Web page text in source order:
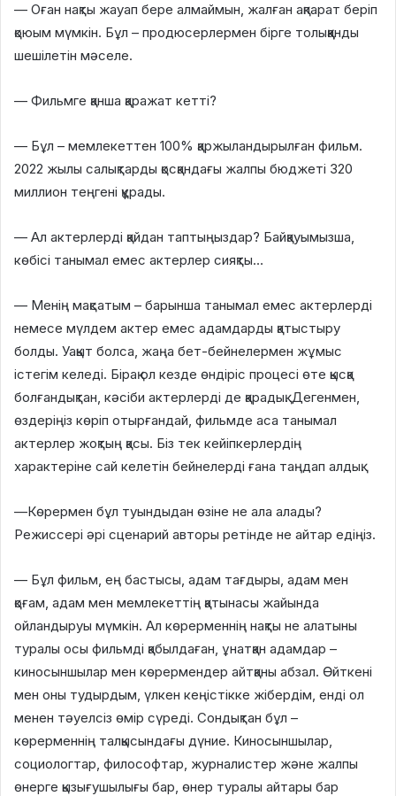
— Оған нақты жауап бере алмаймын, жалған ақпарат беріп
қоюым мүмкін. Бұл – продюсерлермен бірге толыққанды
шешілетін мәселе.
— Фильмге қанша қаражат кетті?
— Бұл – мемлекеттен 100% қаржыландырылған фильм.
2022 жылы салықтарды қосқандағы жалпы бюджеті 320
миллион теңгені құрады.
— Ал актерлерді қайдан таптыңыздар? Байқауымызша,
көбісі танымал емес актерлер сияқты…
— Менің мақсатым – барынша танымал емес актерлерді
немесе мүлдем актер емес адамдарды қатыстыру
болды. Уақыт болса, жаңа бет-бейнелермен жұмыс
істегім келеді. Бірақ ол кезде өндіріс процесі өте қысқа
болғандықтан, кәсіби актерлерді де қарадық. Дегенмен,
өздеріңіз көріп отырғандай, фильмде аса танымал
актерлер жоқтың қасы. Біз тек кейіпкерлердің
характеріне сай келетін бейнелерді ғана таңдап алдық.
—Көрермен бұл туындыдан өзіне не ала алады?
Режиссері әрі сценарий авторы ретінде не айтар едіңіз.
— Бұл фильм, ең бастысы, адам тағдыры, адам мен
қоғам, адам мен мемлекеттің қатынасы жайында
ойландыруы мүмкін. Ал көрерменнің нақты не алатыны
туралы осы фильмді қабылдаған, ұнатқан адамдар –
киносыншылар мен көрермендер айтқаны абзал. Өйткені
мен оны тудырдым, үлкен кеңістікке жібердім, енді ол
менен тәуелсіз өмір сүреді. Сондықтан бұл –
көрерменнің талқысындағы дүние. Киносыншылар,
социологтар, философтар, журналистер және жалпы
өнерге қызығушылығы бар, өнер туралы айтары бар